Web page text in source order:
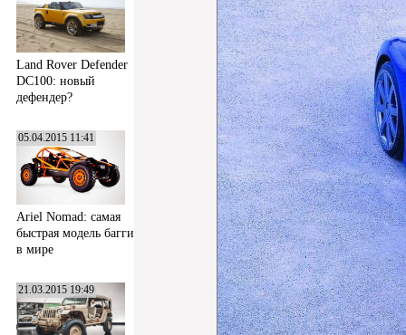
Land Rover Defender
DC100: новый
дефендер?
05.04.2015 11:41
Ariel Nomad: самая
быстрая модель багги
в мире
21.03.2015 19:49